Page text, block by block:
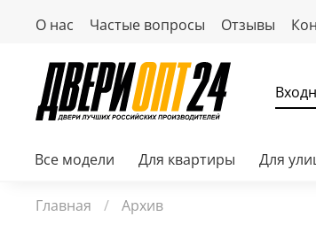
О нас Частые вопросы Отзывы
Все модели Для квартиры Для
Главная Архив